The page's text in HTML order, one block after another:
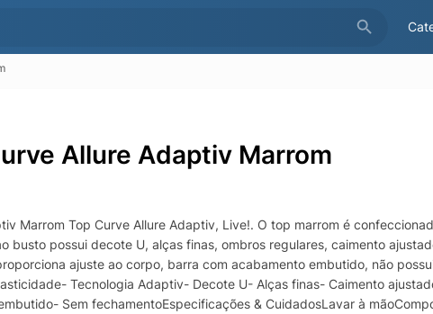
Allure Adaptiv Marrom
Marrom Top Curve Allure Adaptiv, Live!. O top marrom é
busto possui decote U, alças finas, ombros regulares, caimento
ajuste ao corpo, barra com acabamento embutido, não
Tecnologia Adaptiv- Decote U- Alças finas- Caimento
Sem fechamentoEspecificações & CuidadosLavar à